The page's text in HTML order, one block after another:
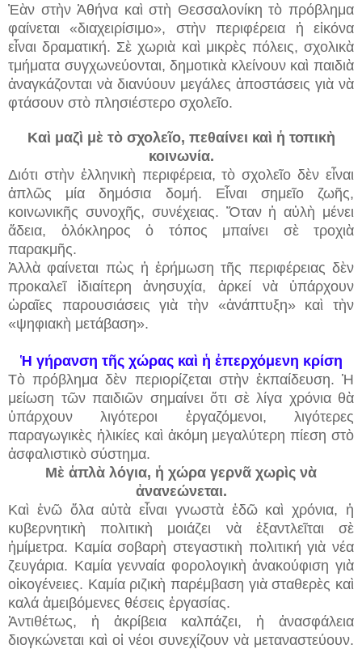
Ἐὰν στὴν Ἀθήνα καὶ στὴ Θεσσαλονίκη τὸ πρόβλημα
φαίνεται «διαχειρίσιμο», στὴν περιφέρεια ἡ εἰκόνα
εἶναι δραματική. Σὲ χωριὰ καὶ μικρὲς πόλεις, σχολικὰ
τμήματα συγχωνεύονται, δημοτικὰ κλείνουν καὶ παιδιὰ
ἀναγκάζονται νὰ διανύουν μεγάλες ἀποστάσεις γιὰ νὰ
φτάσουν στὸ πλησιέστερο σχολεῖο.
Καὶ μαζὶ μὲ τὸ σχολεῖο, πεθαίνει καὶ ἡ τοπικὴ
κοινωνία.
Διότι στὴν ἑλληνικὴ περιφέρεια, τὸ σχολεῖο δὲν εἶναι
ἁπλῶς μία δημόσια δομή. Εἶναι σημεῖο ζωῆς,
κοινωνικῆς συνοχῆς, συνέχειας. Ὅταν ἡ αὐλὴ μένει
ἄδεια, ὁλόκληρος ὁ τόπος μπαίνει σὲ τροχιὰ
παρακμῆς.
Ἀλλὰ φαίνεται πὼς ἡ ἐρήμωση τῆς περιφέρειας δὲν
προκαλεῖ ἰδιαίτερη ἀνησυχία, ἀρκεί νὰ ὑπάρχουν
ὡραῖες παρουσιάσεις γιὰ τὴν «ἀνάπτυξη» καὶ τὴν
«ψηφιακὴ μετάβαση».
Ἡ γήρανση τῆς χώρας καὶ ἡ ἐπερχόμενη κρίση
Τὸ πρόβλημα δὲν περιορίζεται στὴν ἐκπαίδευση. Ἡ
μείωση τῶν παιδιῶν σημαίνει ὅτι σὲ λίγα χρόνια θὰ
ὑπάρχουν λιγότεροι ἐργαζόμενοι, λιγότερες
παραγωγικὲς ἡλικίες καὶ ἀκόμη μεγαλύτερη πίεση στὸ
ἀσφαλιστικὸ σύστημα.
Μὲ ἁπλὰ λόγια, ἡ χώρα γερνᾶ χωρὶς νὰ
ἀνανεώνεται.
Καὶ ἐνῶ ὅλα αὐτὰ εἶναι γνωστὰ ἐδῶ καὶ χρόνια, ἡ
κυβερνητικὴ πολιτικὴ μοιάζει νὰ ἐξαντλεῖται σὲ
ἡμίμετρα. Καμία σοβαρὴ στεγαστικὴ πολιτική γιὰ νέα
ζευγάρια. Καμία γενναία φορολογικὴ ἀνακούφιση γιὰ
οἰκογένειες. Καμία ριζικὴ παρέμβαση γιὰ σταθερὲς καὶ
καλά ἀμειβόμενες θέσεις ἐργασίας.
Ἀντιθέτως, ἡ ἀκρίβεια καλπάζει, ἡ ἀνασφάλεια
διογκώνεται καὶ οἱ νέοι συνεχίζουν νὰ μεταναστεύουν.